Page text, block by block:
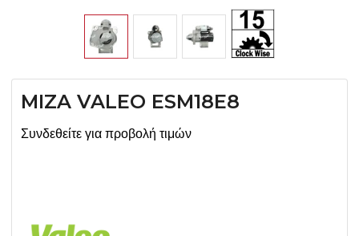
MIZA VALEO ESM18E8
Συνδεθείτε για προβολή τιμών